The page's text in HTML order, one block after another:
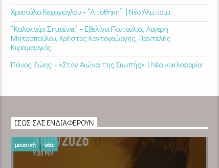
Χρυσούλα Κεχαγιόγλου – “Αποθήκη” | Νέο Άλμπουμ
“Καλοκαίρι Σημαίνει” – Εβελίνα Παπούλια, Λυγερή
Μητροπούλου, Χρήστος Κοντογεώργης, Παντελής
Κυραμαργιός
Πάνος Ζώης – «Στον Αιώνα της Σιωπής» | Νέα κυκλοφορία
ΊΣΩΣ ΣΑΣ ΕΝΔΙΑΦΈΡΟΥΝ
μουσική νέα